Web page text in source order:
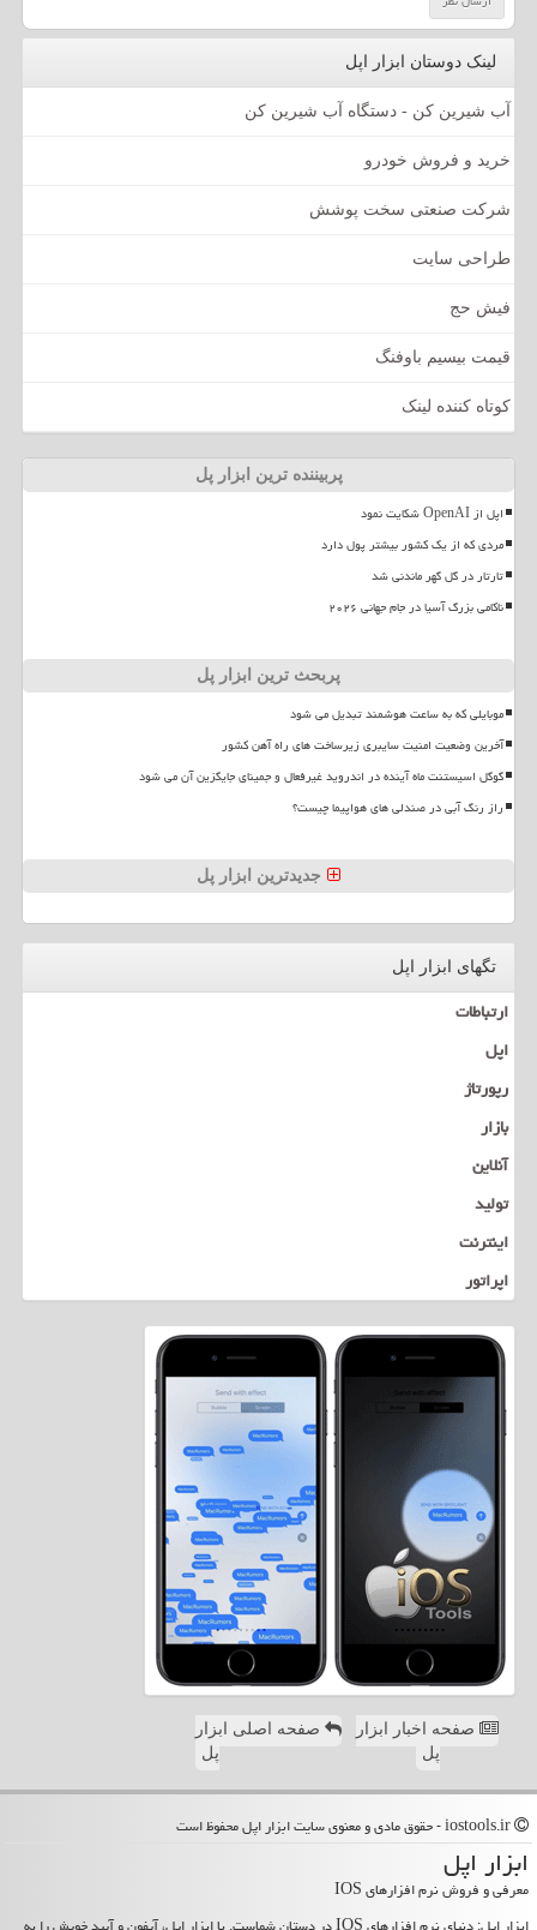
لینک دوستان ابزار اپل
آب شیرین کن - دستگاه آب شیرین کن
خرید و فروش خودرو
شرکت صنعتی سخت پوشش
طراحی سایت
فیش حج
قیمت بیسیم باوفنگ
کوتاه کننده لینک
پربیننده ترین ابزار پل
اپل از OpenAI شکایت نمود
مردی که از یک کشور بیشتر پول دارد
تارتار در گل گهر ماندنی شد
ناکامی بزرگ آسیا در جام جهانی ۲۰۲۶
پربحث ترین ابزار پل
موبایلی که به ساعت هوشمند تبدیل می شود
آخرین وضعیت امنیت سایبری زیرساخت های راه آهن کشور
گوگل اسیستنت ماه آینده در اندروید غیرفعال و جمینای جایگزین آن می شود
راز رنگ آبی در صندلی های هواپیما چیست؟
جدیدترین ابزار پل
تگهای ابزار اپل
ارتباطات
اپل
رپورتاژ
بازار
آنلاین
تولید
اینترنت
اپراتور
صفحه اخبار ابزار
پل
صفحه اصلی ابزار
پل
ابزار اپل
معرفی و فروش نرم افزارهای IOS